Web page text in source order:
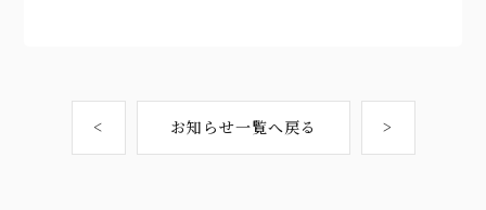
< お知らせ一覧へ戻る >